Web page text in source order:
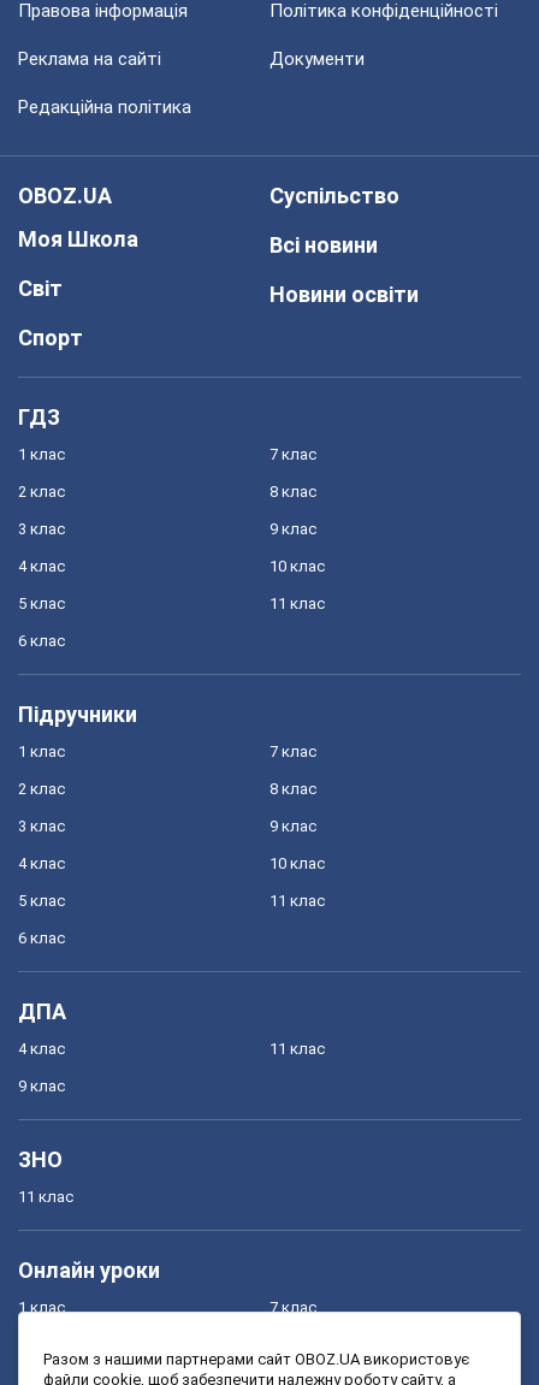
Правова інформація Політика конфіденційності
Реклама на сайті Документи
Редакційна політика
OBOZ.UA
Моя Школа
Світ
Спорт
Суспільство
Всі новини
Новини освіти
ГДЗ
1 клас
2 клас
3 клас
4 клас
5 клас
6 клас
7 клас
8 клас
9 клас
10 клас
11 клас
Підручники
1 клас
2 клас
3 клас
4 клас
5 клас
6 клас
7 клас
8 клас
9 клас
10 клас
11 клас
ДПА
4 клас
9 клас
11 клас
ЗНО
11 клас
Онлайн уроки
1 клас 7 клас
Разом з нашими партнерами сайт OBOZ.UA використовує
файли cookie, щоб забезпечити належну роботу сайту, а